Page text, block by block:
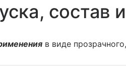
состав
в виде